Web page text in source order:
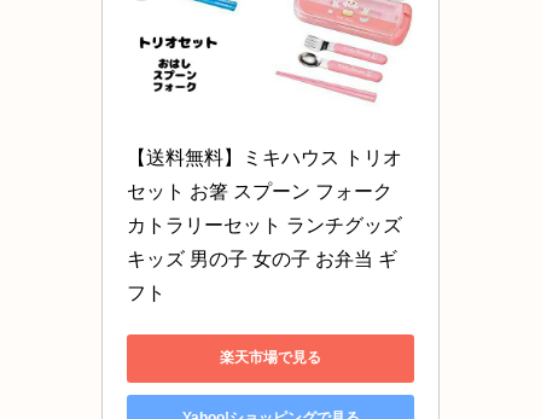
【送料無料】ミキハウス トリオ
セット お箸 スプーン フォーク
カトラリーセット ランチグッズ
キッズ 男の子 女の子 お弁当 ギ
フト
楽天市場で見る